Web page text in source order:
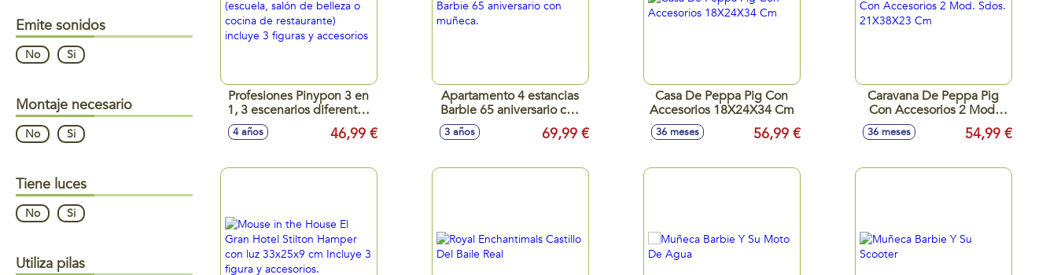
Profesiones Pinypon 3 en
1, 3 escenarios diferentes
(escuela, salón de belleza
o cocina de restaurante)
accesorios
4 años 46,99 €
Apartamento 4 estancias
Barbie 65 aniversario con
3 años 69,99 €
Casa De Peppa Pig Con
Accesorios 18X24X34 Cm
36 meses 56,99 €
Caravana De Peppa Pig
Con Accesorios 2 Mod.
Sdos. 21X38X23 Cm
36 meses 54,99 €
Emite sonidos
No Si
Montaje necesario
No Si
Tiene luces
No Si
Utiliza pilas